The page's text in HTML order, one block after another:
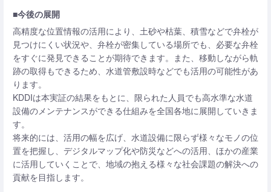
■今後の展開
高精度な位置情報の活用により、土砂や枯葉、積雪などで弁栓が
見つけにくい状況や、弁栓が密集している場所でも、必要な弁栓
をすぐに発見できることが期待できます。また、移動しながら軌
跡の取得もできるため、水道管敷設時などでも活用の可能性があ
ります。
KDDIは本実証の結果をもとに、限られた人員でも高水準な水道
設備のメンテナンスができる仕組みを全国各地に展開していきま
す。
将来的には、活用の幅を広げ、水道設備に限らず様々なモノの位
置を把握し、デジタルマップ化や防災などへの活用、ほかの産業
に活用していくことで、地域の抱える様々な社会課題の解決への
貢献を目指します。